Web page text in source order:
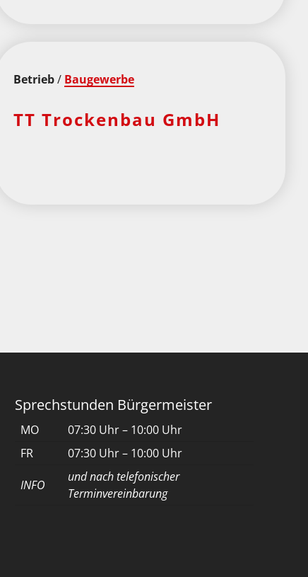
Betrieb/ Baugewerbe
TT Trockenbau GmbH
Sprechstunden Bürgermeister
MO
07:30 Uhr – 10:00 Uhr
FR
07:30 Uhr – 10:00 Uhr
INFO
und nach telefonischer
Terminvereinbarung